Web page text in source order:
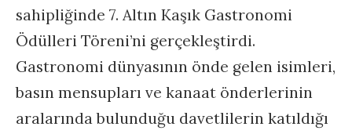
sahipliğinde 7. Altın Kaşık Gastronomi
Ödülleri Töreni’ni gerçekleştirdi.
Gastronomi dünyasının önde gelen isimleri,
basın mensupları ve kanaat önderlerinin
aralarında bulunduğu davetlilerin katıldığı